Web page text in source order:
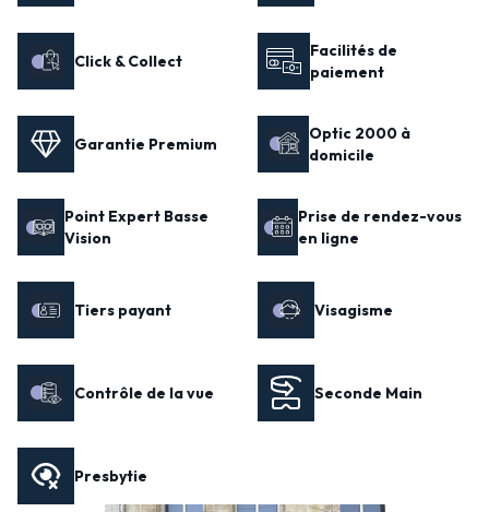
Click & Collect
Facilités de
paiement
Garantie Premium
Optic 2000 à
domicile
Point Expert Basse
Vision
Prise de rendez-vous
en ligne
Tiers payant Visagisme
Contrôle de la vue Seconde Main
Presbytie